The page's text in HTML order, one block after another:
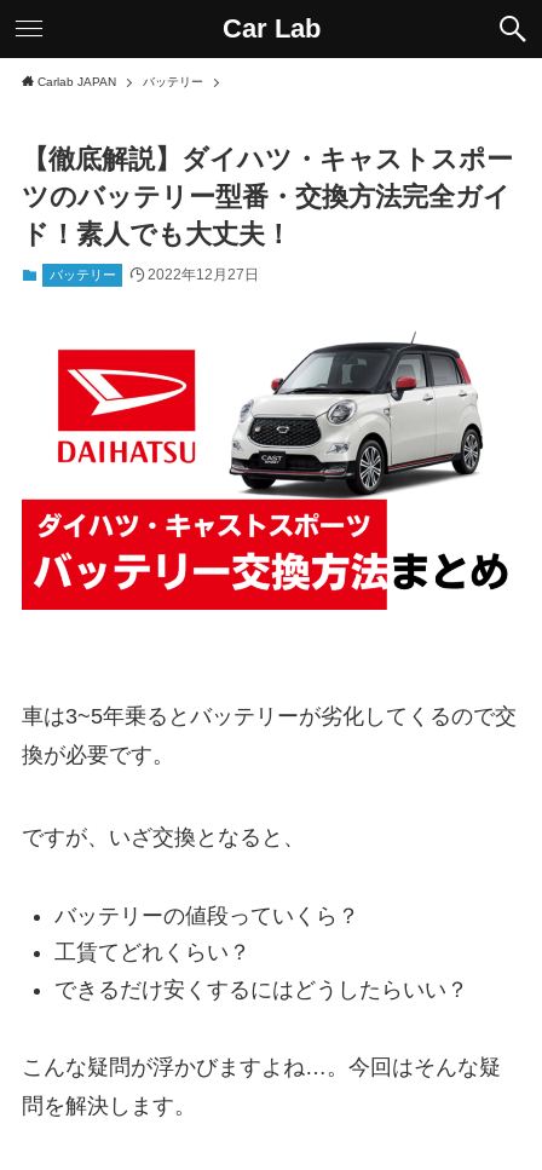
Car Lab
Carlab JAPAN バッテリー
【徹底解説】ダイハツ・キャストスポー
ツのバッテリー型番・交換方法完全ガイ
ド！素人でも大丈夫！
バッテリー 2022年12月27日
車は3~5年乗るとバッテリーが劣化してくるので交
換が必要です。
ですが、いざ交換となると、
バッテリーの値段っていくら？
工賃てどれくらい？
できるだけ安くするにはどうしたらいい？
こんな疑問が浮かびますよね…。今回はそんな疑
問を解決します。